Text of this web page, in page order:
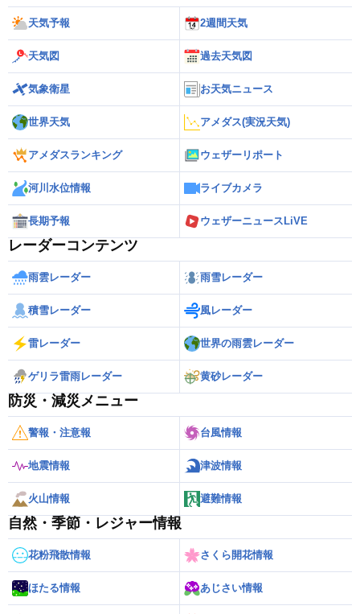
天気予報 2週間天気
天気図 過去天気図
気象衛星 お天気ニュース
世界天気 アメダス(実況天気)
アメダスランキング ウェザーリポート
河川水位情報 ライブカメラ
長期予報 ウェザーニュースLiVE
レーダーコンテンツ
雨雲レーダー 雨雪レーダー
積雪レーダー 風レーダー
雷レーダー 世界の雨雲レーダー
ゲリラ雷雨レーダー 黄砂レーダー
防災・減災メニュー
警報・注意報 台風情報
地震情報 津波情報
火山情報 避難情報
自然・季節・レジャー情報
花粉飛散情報 さくら開花情報
ほたる情報 あじさい情報